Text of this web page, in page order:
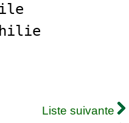
Liste suivante